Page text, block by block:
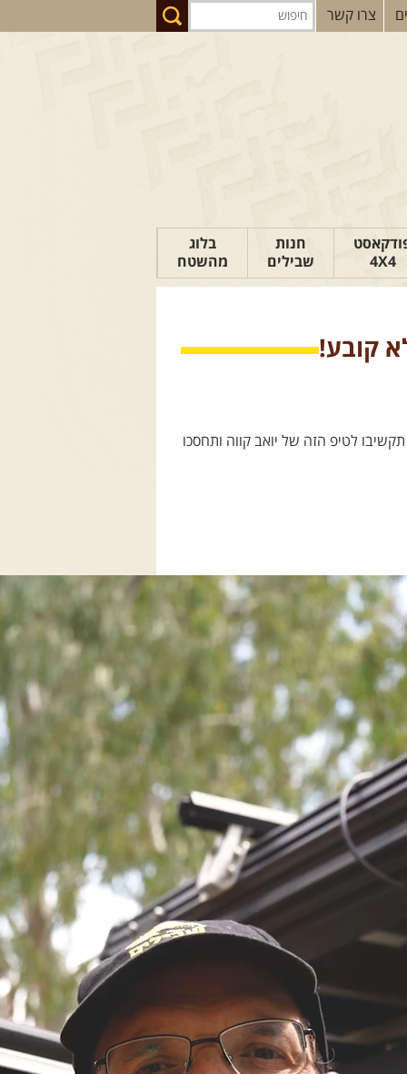
צרו קשר
4X4
חנות
שבילים
בלוג
מהשטח
טיפים לנהיגה
קובע!
לטיפ הזה של יואב קווה ותחסכו